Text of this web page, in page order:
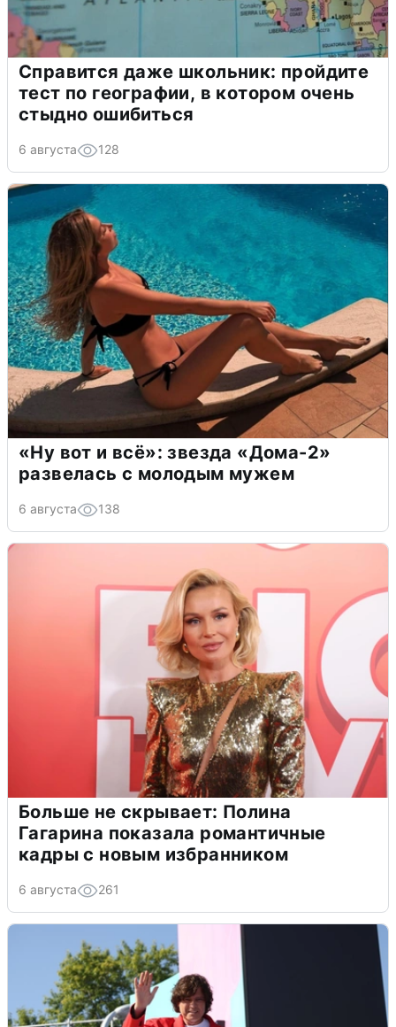
Справится даже школьник: пройдите
тест по географии, в котором очень
стыдно ошибиться
6 августа 128
«Ну вот и всё»: звезда «Дома-2»
развелась с молодым мужем
6 августа 138
Больше не скрывает: Полина
Гагарина показала романтичные
кадры с новым избранником
6 августа 261